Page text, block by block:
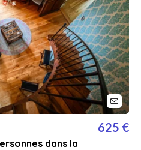
dans la
625 €